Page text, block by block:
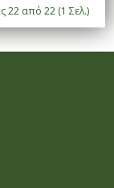
22 από 22 (1 Σελ.)